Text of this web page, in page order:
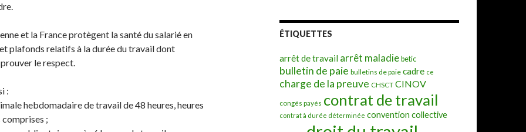
et la France protègent la santé du salarié en
plafonds relatifs à la durée du travail dont
le respect.
:
hebdomadaire de travail de 48 heures, heures
;
ÉTIQUETTES
arrêt de travail arrêt maladie betic
bulletin de paie bulletins de paie cadre ce
charge de la preuve CHSCT CINOV
congés payés contrat de travail
contrat à durée déterminée convention collective